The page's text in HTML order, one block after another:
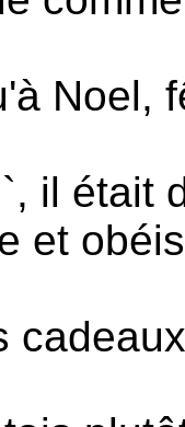
Noel,
il était
et